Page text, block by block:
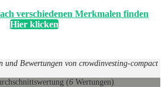
verschiedenen Merkmalen finden
Hier klicken
und Bewertungen von crowdinvesting-compact
(6 Wertungen)